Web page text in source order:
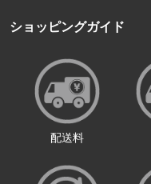
ショッピングガイド
配送料